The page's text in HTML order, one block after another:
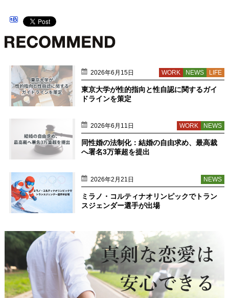
2026年6月15日 LIFE
NEWS
WORK
東京大学が性的指向と性自認に関するガイ
ドラインを策定
2026年6月11日 NEWS
WORK
同性婚の法制化：結婚の自由求め、最高裁
へ署名3万筆超を提出
2026年2月21日 NEWS
ミラノ・コルティナオリンピックでトラン
スジェンダー選手が出場